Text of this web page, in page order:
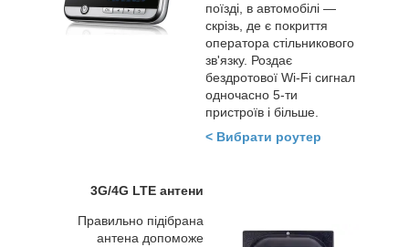
поїзді, в автомобілі —
скрізь, де є покриття
оператора стільникового
зв'язку. Роздає
бездротової Wi-Fi сигнал
одночасно 5-ти
пристроїв і більше.
< Вибрати роутер
3G/4G LTE антени
Правильно підібрана
антена допоможе